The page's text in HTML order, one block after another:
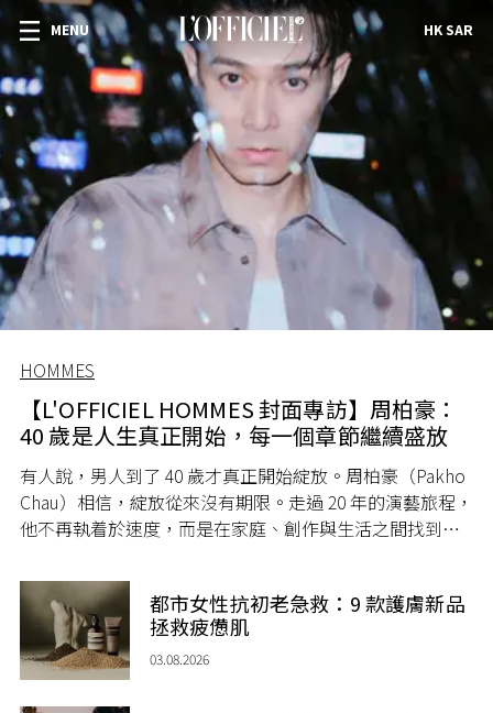
MENU HK SAR
HOMMES
【L'OFFICIEL HOMMES 封面專訪】周柏豪：
40 歲是人生真正開始，每一個章節繼續盛放
有人說，男人到了 40 歲才真正開始綻放。周柏豪（Pakho
Chau）相信，綻放從來沒有期限。走過 20 年的演藝旅程，
他不再執着於速度，而是在家庭、創作與生活之間找到屬
都市女性抗初老急救：9 款護膚新品
拯救疲憊肌
03.08.2026